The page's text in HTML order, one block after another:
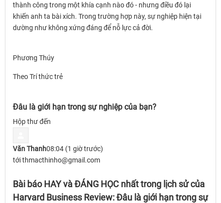
thành công trong một khía cạnh nào đó - nhưng điều đó lại
khiến anh ta bài xích. Trong trường hợp này, sự nghiệp hiện tại
dường như không xứng đáng để nỗ lực cả đời.
Phương Thúy
Theo Trí thức trẻ
Đâu là giới hạn trong sự nghiệp của bạn?
Hộp thư đến
Văn Thanh08:04 (1 giờ trước)
tới thmacthinho@gmail.com
Bài báo HAY và ĐÁNG HỌC nhất trong lịch sử của
Harvard Business Review: Đâu là giới hạn trong sự